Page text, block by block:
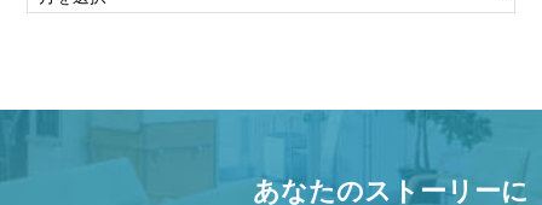
あなたのストーリーに